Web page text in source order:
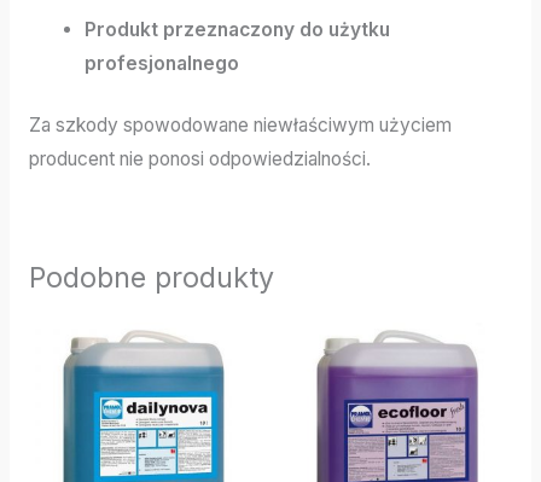
Produkt przeznaczony do użytku
profesjonalnego
Za szkody spowodowane niewłaściwym użyciem
producent nie ponosi odpowiedzialności.
Podobne produkty